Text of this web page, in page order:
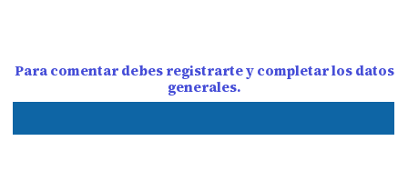
Para comentar debes registrarte y completar los datos
generales.